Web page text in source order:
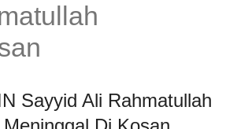
Sayyid Ali Rahmatullah